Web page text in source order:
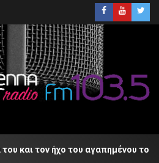
τον ήχο του αγαπημένου του